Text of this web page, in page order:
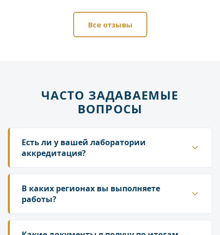
Все отзывы
ЧАСТО ЗАДАВАЕМЫЕ
ВОПРОСЫ
Есть ли у вашей лаборатории
аккредитация?
Да. ГК «Лаборатория» аккредитована в
национальной системе Росаккредитации. Наши
протоколы и заключения принимаются
Росприроднадзором, государственной
В каких регионах вы выполняете
работы?
Работаем по всей территории России. У нас
собственная сеть лабораторий и партнёрских